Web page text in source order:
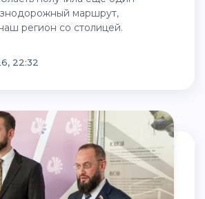
маршрут,
регион со столицей.
22:32